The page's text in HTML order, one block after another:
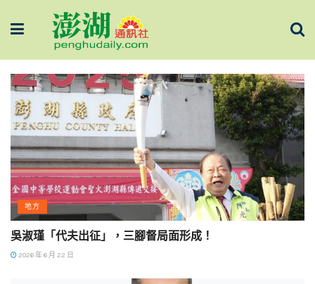
地方
吳淑瑾「代夫出征」，三腳督局面形成！
2026 年 6 月 22 日